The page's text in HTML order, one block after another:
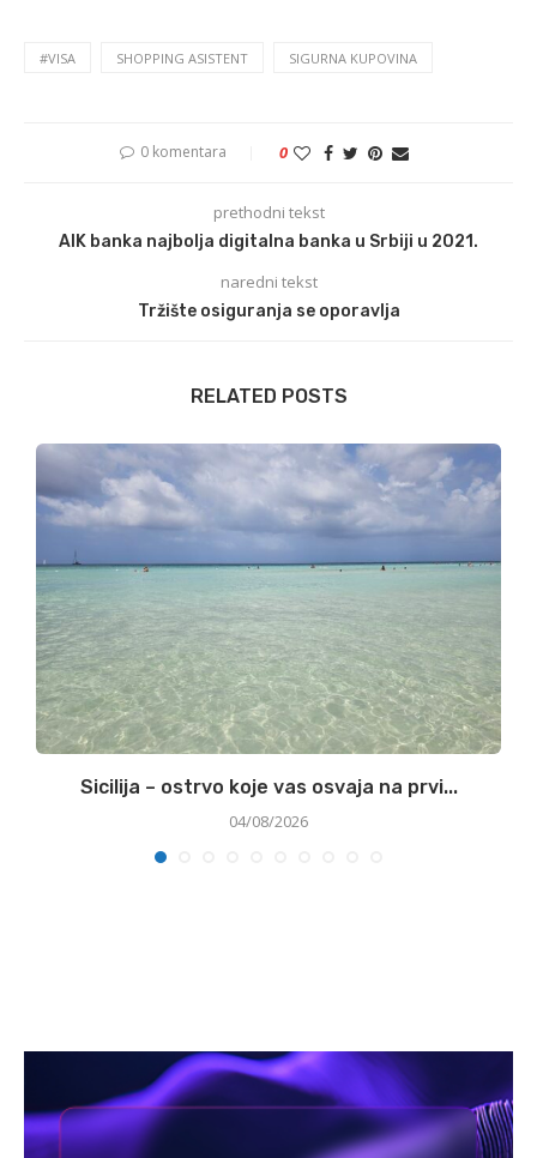
#VISA SHOPPING ASISTENT SIGURNA KUPOVINA
0 komentara 0
prethodni tekst
AIK banka najbolja digitalna banka u Srbiji u 2021.
naredni tekst
Tržište osiguranja se oporavlja
RELATED POSTS
Sicilija – ostrvo koje vas osvaja na prvi...
04/08/2026